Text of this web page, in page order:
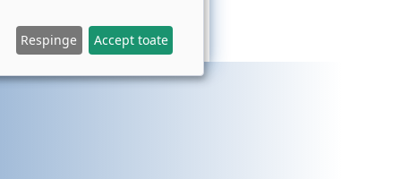
Respinge Accept toate